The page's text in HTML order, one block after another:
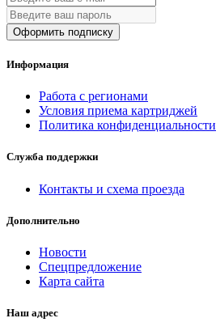
Оформить подписку
Информация
Работа с регионами
Условия приема картриджей
Политика конфиденциальности
Служба поддержки
Контакты и схема проезда
Дополнительно
Новости
Спецпредложение
Карта сайта
Наш адрес